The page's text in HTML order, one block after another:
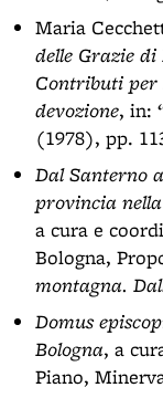
Maria
delle Grazie
Contributi
devozione, in:
(1978), pp.
Dal Santerno
provincia
a cura e
Bologna,
montagna.
Domus
Bologna, a
Piano,